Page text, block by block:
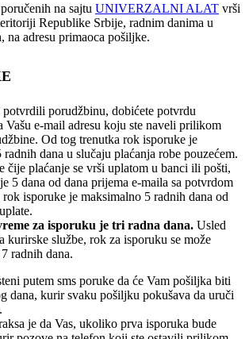
na sajtu UNIVERZALNI ALAT vrši
Republike Srbije, radnim danima u
na adresu primaoca pošiljke.
potvrdili porudžbinu, dobićete potvrdu
Vašu e-mail adresu koju ste naveli prilikom
Od tog trenutka rok isporuke je
dana u slučaju plaćanja robe pouzećem.
čije plaćanje se vrši uplatom u banci ili pošti,
5 dana od dana prijema e-maila sa potvrdom
isporuke je maksimalno 5 radnih dana od
za isporuku je tri radna dana. Usled
kurirske službe, rok za isporuku se može
radnih dana.
putem sms poruke da će Vam pošiljka biti
dana, kurir svaku pošiljku pokušava da uruči
je da Vas, ukoliko prva isporuka bude